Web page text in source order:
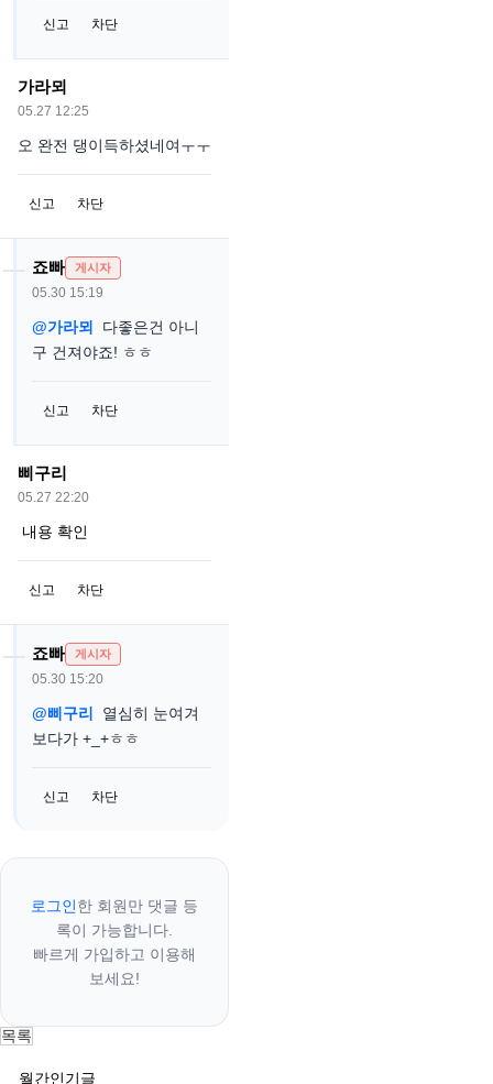
신고 차단
가라뫼
05.27 12:25
오 완전 댕이득하셨네여ㅜㅜ
신고 차단
죠빠 게시자
05.30 15:19
@가라뫼
다좋은건 아니
구 건져야죠! ㅎㅎ
신고 차단
삐구리
05.27 22:20
내용 확인
신고 차단
죠빠 게시자
05.30 15:20
@삐구리
열심히 눈여겨
보다가 +_+ㅎㅎ
신고 차단
로그인한 회원만 댓글 등
록이 가능합니다.
빠르게 가입하고 이용해
보세요!
목록
월간인기글